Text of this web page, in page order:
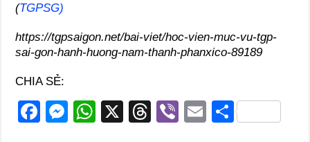
(TGPSG)
https://tgpsaigon.net/bai-viet/hoc-vien-muc-vu-tgp-
sai-gon-hanh-huong-nam-thanh-phanxico-89189
CHIA SẺ:
F
M
W
X
T
Vi
E S